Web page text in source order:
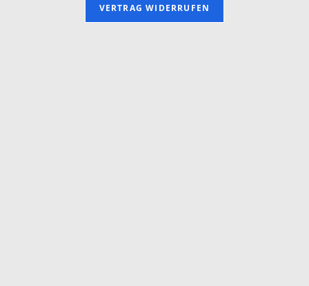
VERTRAG WIDERRUFEN